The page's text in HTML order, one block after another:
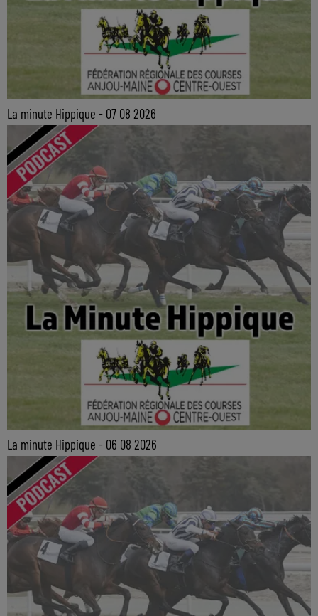
La minute Hippique - 07 08 2026
La minute Hippique - 06 08 2026